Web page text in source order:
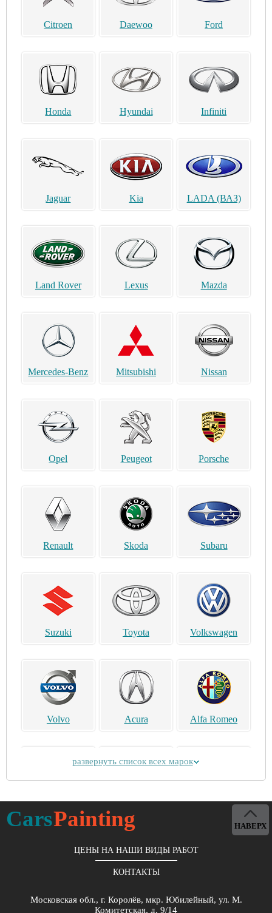
Citroen Daewoo Ford
Honda Hyundai Infiniti
Jaguar Kia LADA (ВАЗ)
Land Rover Lexus Mazda
Mercedes-Benz Mitsubishi Nissan
Opel Peugeot Porsche
Renault Skoda Subaru
Suzuki Toyota Volkswagen
Volvo Acura Alfa Romeo
развернуть список всех марок
CarsPainting
ЦЕНЫ НА НАШИ ВИДЫ РАБОТ
КОНТАКТЫ
Московская обл., г. Королёв, мкр. Юбилейный, ул. М.
Комитетская, д. 9/14
НАВЕРХ